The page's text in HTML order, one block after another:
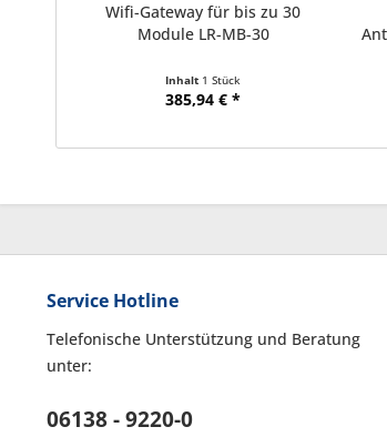
Wifi-Gateway für bis zu 30
Module LR-MB-30
Inhalt 1 Stück
385,94 € *
Service Hotline
Telefonische Unterstützung und Beratung
unter:
06138 - 9220-0